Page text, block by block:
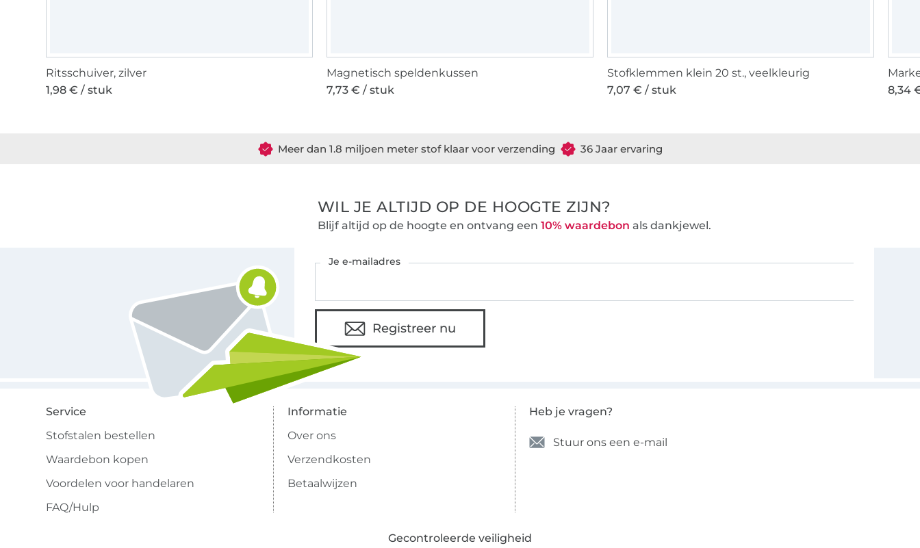
Ritsschuiver, zilver
1,98 € / stuk
Magnetisch speldenkussen
7,73 € / stuk
Stofklemmen klein 20 st., veelkleurig
7,07 € / stuk
8,34
Meer dan 1.8 miljoen meter stof klaar voor verzending 36 Jaar ervaring
WIL JE ALTIJD OP DE HOOGTE ZIJN?
Blijf altijd op de hoogte en ontvang een 10% waardebon als dankjewel.
Je e-mailadres
Registreer nu
Service
Stofstalen bestellen
Waardebon kopen
Voordelen voor handelaren
FAQ/Hulp
Informatie
Over ons
Verzendkosten
Betaalwijzen
Heb je vragen?
Stuur ons een e-mail
Gecontroleerde veiligheid